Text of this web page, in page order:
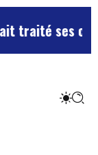
ses chefs